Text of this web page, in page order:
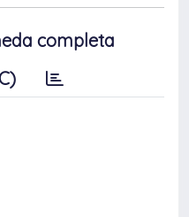
completa